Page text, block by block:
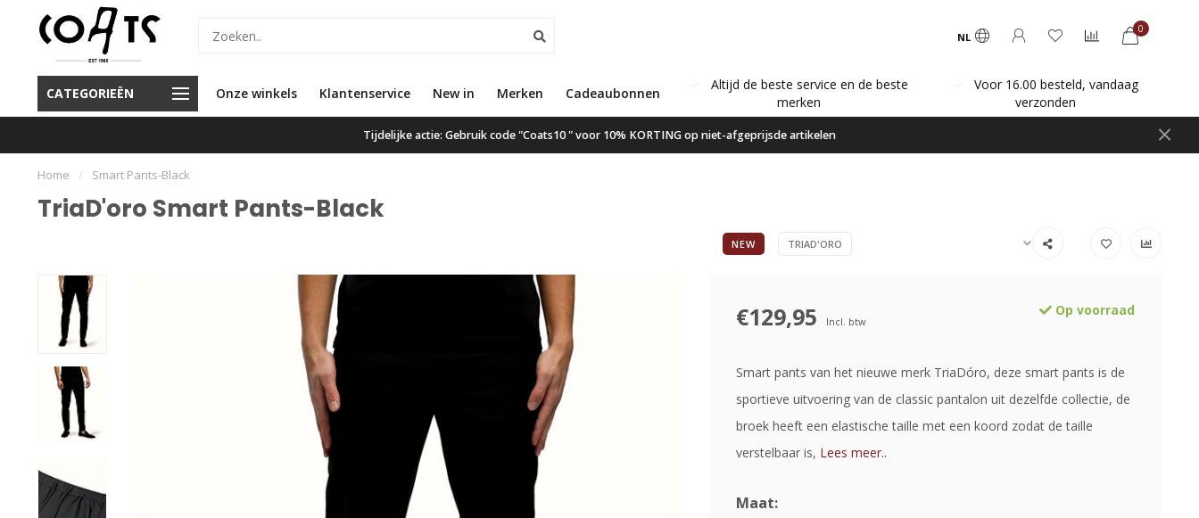
NL
0
CATEGORIEËN Onze winkels Klantenservice New in Merken Cadeaubonnen
16.00 besteld, vandaag
verzonden
Klanten geven ons een 9.6 Gratis verzending vanaf €50,00
Altijd de beste service en de beste
merken
Voor 16.00 besteld, vandaag
verzonden
Tijdelijke actie: Gebruik code "Coats10 " voor 10% KORTING op niet-afgeprijsde artikelen
Home / Smart Pants-Black
TriaD'oro Smart Pants-Black
NEW TRIAD'ORO
€129,95 Incl. btw
Op voorraad
Smart pants van het nieuwe merk TriaDóro, deze smart pants is de
sportieve uitvoering van de classic pantalon uit dezelfde collectie, de
broek heeft een elastische taille met een koord zodat de taille
verstelbaar is, Lees meer..
Maat: